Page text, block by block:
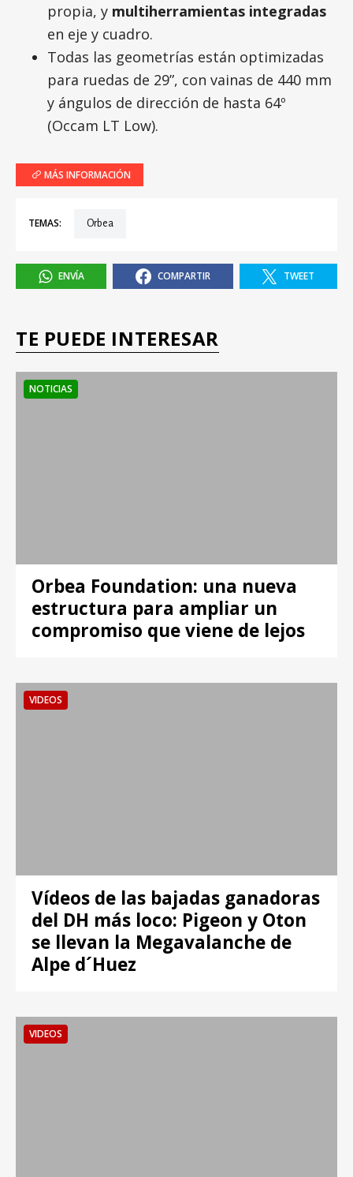
propia, y multiherramientas integradas
en eje y cuadro.
Todas las geometrías están optimizadas
para ruedas de 29”, con vainas de 440 mm
y ángulos de dirección de hasta 64º
(Occam LT Low).
MÁS INFORMACIÓN
TEMAS: Orbea
ENVÍA COMPARTIR TWEET
TE PUEDE INTERESAR
NOTICIAS
Orbea Foundation: una nueva
estructura para ampliar un
compromiso que viene de lejos
VIDEOS
Vídeos de las bajadas ganadoras
del DH más loco: Pigeon y Oton
se llevan la Megavalanche de
Alpe d´Huez
VIDEOS